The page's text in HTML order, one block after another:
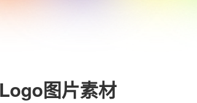
LOGO生成器
图片素材